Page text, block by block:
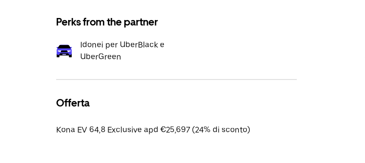
Perks from the partner
Idonei per UberBlack e
UberGreen
Offerta
Kona EV 64,8 Exclusive apd €25,697 (24% di sconto)